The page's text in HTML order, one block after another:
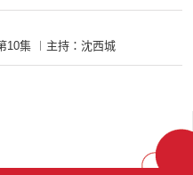
10集 ︱主持：沈西城